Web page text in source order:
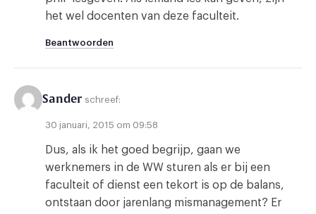
het wel docenten van deze faculteit.
Beantwoorden
Sander schreef:
30 januari, 2015 om 09:58
Dus, als ik het goed begrijp, gaan we
werknemers in de WW sturen als er bij een
faculteit of dienst een tekort is op de balans,
ontstaan door jarenlang mismanagement? Er